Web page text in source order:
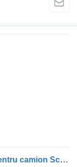
Bracket Scania paranteză 2400605 pentru camion Scania R500